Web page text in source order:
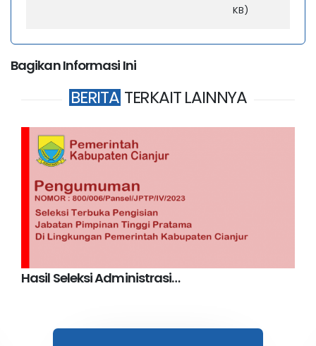
KB)
Bagikan Informasi Ini
BERITA TERKAIT LAINNYA
Hasil Seleksi Administrasi…